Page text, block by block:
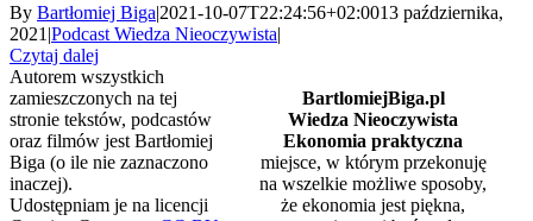
By Bartłomiej Biga|2021-10-07T22:24:56+02:0013 października,
2021 |Podcast Wiedza Nieoczywista|
Czytaj dalej
BartlomiejBiga.pl
Wiedza Nieoczywista
Ekonomia praktyczna
miejsce, w którym przekonuję
na wszelkie możliwe sposoby,
że ekonomia jest piękna,
Autorem wszystkich
zamieszczonych na tej
stronie tekstów, podcastów
oraz filmów jest Bartłomiej
Biga (o ile nie zaznaczono
inaczej).
Udostępniam je na licencji